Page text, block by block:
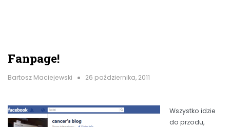
Fanpage!
Bartosz Maciejewski 26 października, 2011
Wszystko idzie
do przodu,